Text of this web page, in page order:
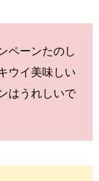
ペーンたのし
ウイ美味しい
はうれしいで